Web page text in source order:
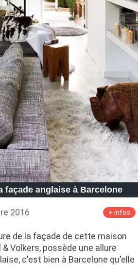
façade anglaise à Barcelone
2016 + infos
de la façade de cette maison
Volkers, possède une allure
c'est bien à Barcelone qu'elle